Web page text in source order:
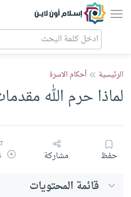
إسلام أون لاين
الرئيسية أحكام الاسرة
لماذا حرم الله
حفظ مشاركة زيادة
قائمة المحتويات